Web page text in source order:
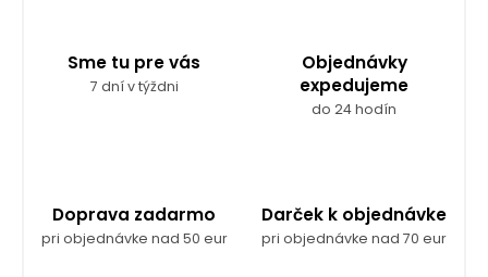
Sme tu pre vás
7 dní v týždni
Objednávky
expedujeme
do 24 hodín
Doprava zadarmo
pri objednávke nad 50 eur
Darček k objednávke
pri objednávke nad 70 eur